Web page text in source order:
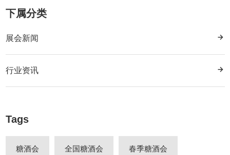
下属分类
展会新闻
行业资讯
Tags
糖酒会 全国糖酒会 春季糖酒会